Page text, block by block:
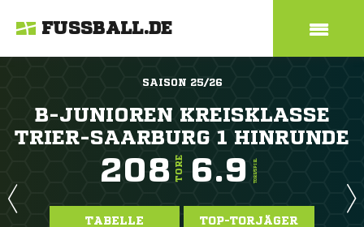
FUSSBALL.DE
SAISON 25/26
B-JUNIOREN KREISKLASSE
TRIER-SAARBURG 1 HINRUNDE
208 TORE 6.9 TORE/SPIEL
TABELLE TOP-TORJÄGER